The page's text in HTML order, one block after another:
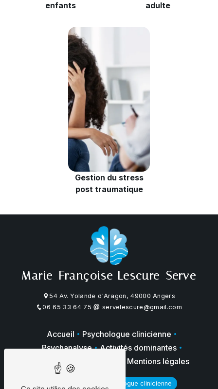
enfants
adulte
Gestion du stress
post traumatique
Marie-Françoise Lescure-Serve
54 Av. Yolande d'Aragon, 49000 Angers
06 65 33 64 75
servelescure@gmail.com
Accueil
Psychologue clinicienne
Psychanalyse
Activités dominantes
Galerie photos
Mentions légales
Psychologue clinicienne